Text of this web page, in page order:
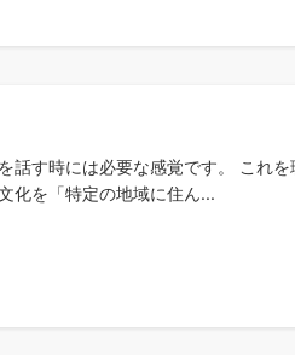
す時には必要な感覚です。 これ
化を「特定の地域に住ん...